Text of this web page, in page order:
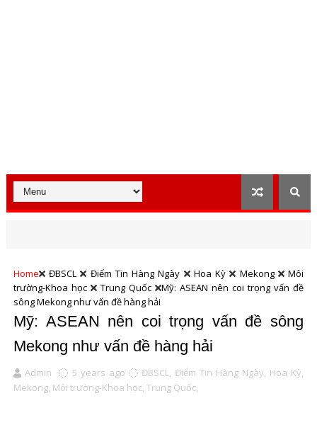
Home ĐBSCL Điểm Tin Hàng Ngày Hoa Kỳ Mekong
Môi
trường-Khoa học
Trung Quốc
Mỹ: ASEAN nên coi trọng vấn đề
sông Mekong như vấn đề hàng hải
Mỹ: ASEAN nên coi trọng vấn đề sông
Mekong như vấn đề hàng hải
Admin 5 years ago ĐBSCL, Điểm Tin Hàng Ngày, Hoa Kỳ,
Mekong, Môi trường-Khoa học, Trung Quốc,